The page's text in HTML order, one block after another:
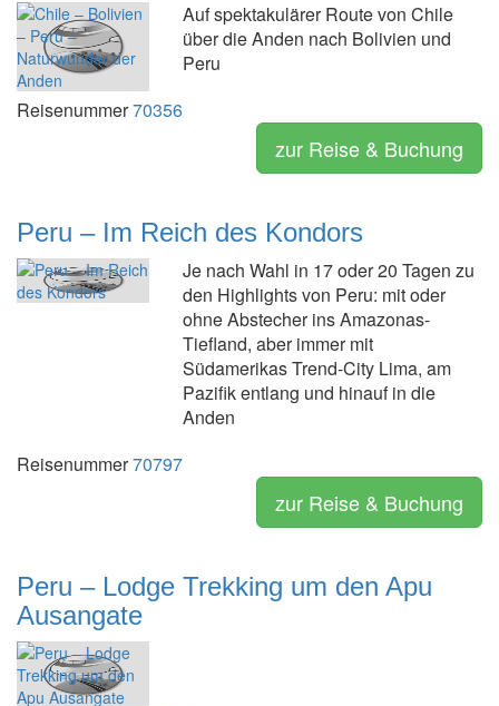
Auf spektakulärer Route von Chile
über die Anden nach Bolivien und
Peru
Reisenummer70356
zur Reise & Buchung
Peru – Im Reich des Kondors
Je nach Wahl in 17 oder 20 Tagen zu
den Highlights von Peru: mit oder
ohne Abstecher ins Amazonas-
Tiefland, aber immer mit
Südamerikas Trend-City Lima, am
Pazifik entlang und hinauf in die
Anden
Reisenummer70797
zur Reise & Buchung
Peru – Lodge Trekking um den Apu
Ausangate